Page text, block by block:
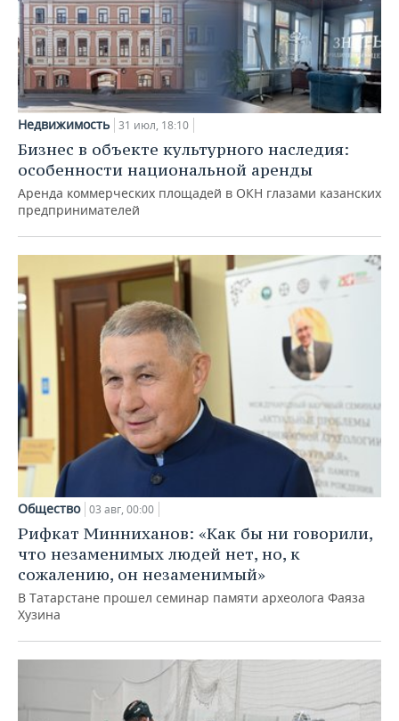
Недвижимость 31 июл, 18:10
Бизнес в объекте культурного наследия:
особенности национальной аренды
Аренда коммерческих площадей в ОКН глазами казанских
предпринимателей
Общество 03 авг, 00:00
Рифкат Минниханов: «Как бы ни говорили,
что незаменимых людей нет, но, к
сожалению, он незаменимый»
В Татарстане прошел семинар памяти археолога Фаяза
Хузина